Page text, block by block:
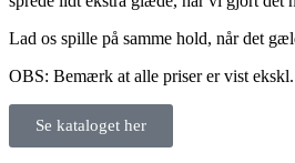
Lad os spille på samme hold, når det
OBS: Bemærk at alle priser er vist
Se kataloget her